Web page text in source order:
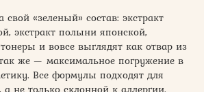
свой «зеленый» состав: экстракт
экстракт полыни японской,
и вовсе выглядят как отвар из
же — максимальное погружение в
Все формулы подходят для